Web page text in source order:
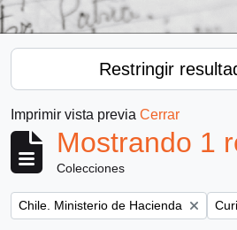
Restringir
Imprimir vista previa Cerrar
Mostrando 1
Colecciones
Remove filter:
Chile. Ministerio de Hacienda